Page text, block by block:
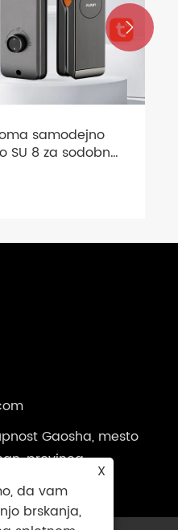
samodejno
SU 8 za sodobne

Gaosha, mesto
provinca
X
da vam
brskanja,